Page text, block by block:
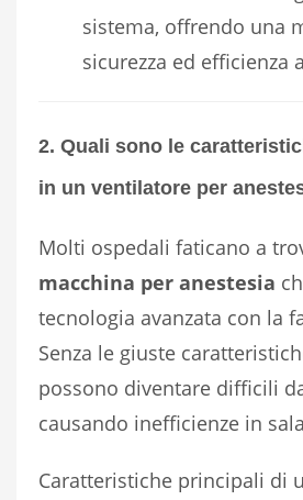
sistema, offrendo una
sicurezza ed efficienza
2. Quali sono le
in un ventilatore per
Molti ospedali faticano a
macchina per anestesia
tecnologia avanzata con la
Senza le giuste
possono diventare difficili
causando inefficienze in
Caratteristiche principali di